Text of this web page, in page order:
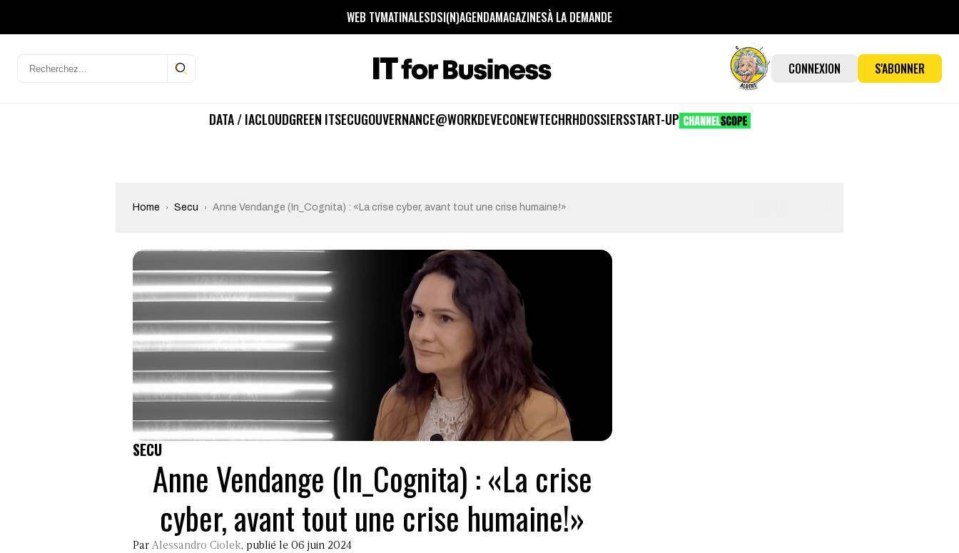
WEB TVMATINALESDSI(N)AGENDAMAGAZINESÀ LA DEMANDE
CONNEXION S'ABONNER
DATA / IACLOUDGREEN ITSECUGOUVERNANCE@WORKDEVECONEWTECHRHDOSSIERSSTART-UP
Home Secu Anne Vendange (In_Cognita) : «La crise cyber, avant tout une crise humaine!»
SECU
Anne Vendange (In_Cognita) : «La crise
cyber, avant tout une crise humaine!»
Par Alessandro Ciolek, publié le 06 juin 2024